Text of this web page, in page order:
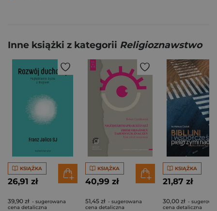
Inne książki z kategorii Religioznawstwo
KSIĄŻKA
26,91 zł
39,90 zł - sugerowana
cena detaliczna
KSIĄŻKA
40,99 zł
51,45 zł - sugerowana
cena detaliczna
KSIĄŻKA
21,87 zł
30,00 zł -
cena detaliczna